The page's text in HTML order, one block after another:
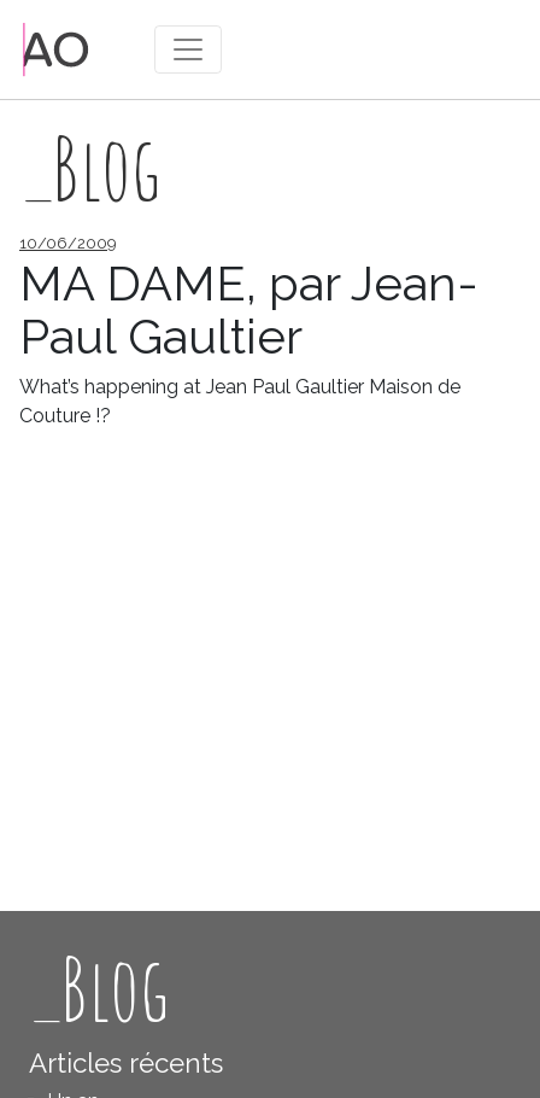
_Blog
Articles récents
_Blog
Publié
10/06/2009
MA DAME, par Jean-
Paul Gaultier
What’s happening at Jean Paul Gaultier Maison de
Couture !?